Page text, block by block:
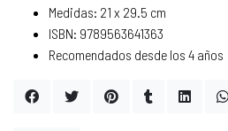
Medidas: 21 x 29.5 cm
ISBN: 9789563641363
Recomendados desde los 4 años